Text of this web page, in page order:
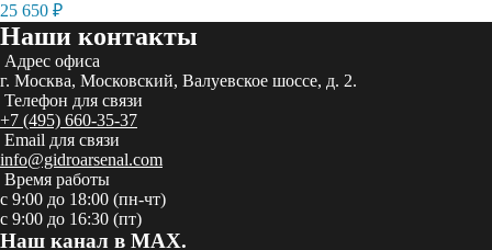
25 650 ₽
Наши контакты
Адрес офиса
г. Москва, Московский, Валуевское шоссе, д. 2.
Телефон для связи
+7 (495) 660-35-37
Email для связи
info@gidroarsenal.com
Время работы
с 9:00 до 18:00 (пн-чт)
с 9:00 до 16:30 (пт)
Наш канал в MAX.